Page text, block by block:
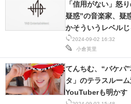
2024-09-02 16:32
小倉英里
「信用がない」
疑惑”の音楽家、疑
かそういうレベルじ
てんちむ、“バケパ
タ」のテラスルー
YouTuberも明かす